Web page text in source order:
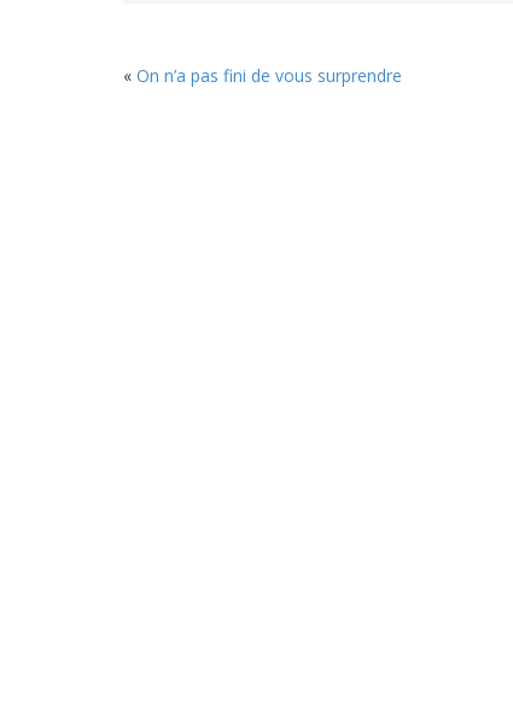
« On n’a pas fini de vous surprendre